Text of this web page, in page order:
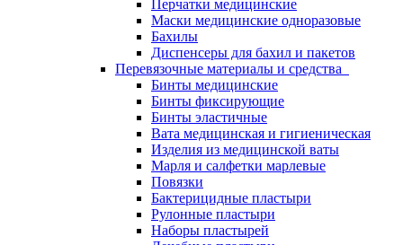
Перчатки медицинские
Маски медицинские одноразовые
Бахилы
Диспенсеры для бахил и пакетов
Перевязочные материалы и средства
Бинты медицинские
Бинты фиксирующие
Бинты эластичные
Вата медицинская и гигиеническая
Изделия из медицинской ваты
Марля и салфетки марлевые
Повязки
Бактерицидные пластыри
Рулонные пластыри
Наборы пластырей